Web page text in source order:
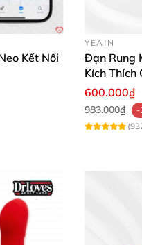
Kết Nối
YEAIN
Đạn Rung
Kích Thích
600.000₫
983.000₫
-